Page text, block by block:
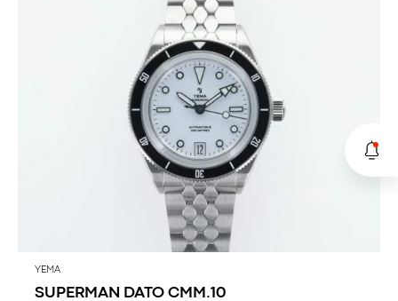
YEMA
SUPERMAN DATO CMM.10